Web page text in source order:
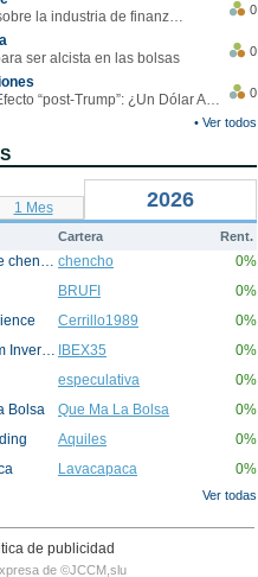
Los ciberataques sobre la industria de finanzas se han duplicado este año
0
ser alcista en las bolsas
0
Monedas y Efecto “post-Trump”: ¿Un Dólar Americano operando en rangos?
0
• Ver todos
1 Mes 2026
Cartera Rent.
la bolsa de chencho chencho 0%
BRUFI 0%
Cerrillo1989 0%
Mindonium Inversions IBEX35 0%
especulativa 0%
Bolsa Que Ma La Bolsa 0%
Aquiles 0%
Lavacapaca 0%
Ver todas
de publicidad
de ©JCCM,slu